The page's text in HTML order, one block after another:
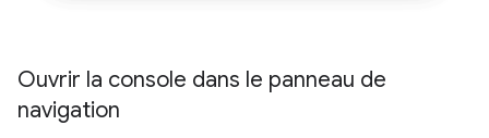
Ouvrir la console dans le panneau de
navigation